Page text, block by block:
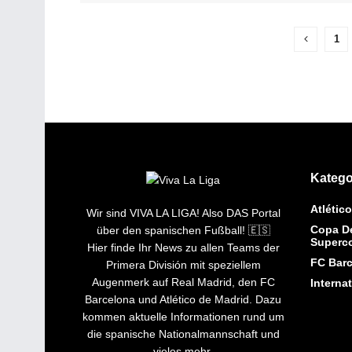
1
Wir sind VIVA LA LIGA! Also DAS Portal
über den spanischen Fußball! 🇪🇸
Hier finde Ihr News zu allen Teams der
Primera División mit speziellem
Augenmerk auf Real Madrid, den FC
Barcelona und Atlético de Madrid. Dazu
kommen aktuelle Informationen rund um
die spanische Nationalmannschaft und
Copa
FC